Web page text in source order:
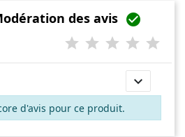
des avis 

d'avis pour ce produit.